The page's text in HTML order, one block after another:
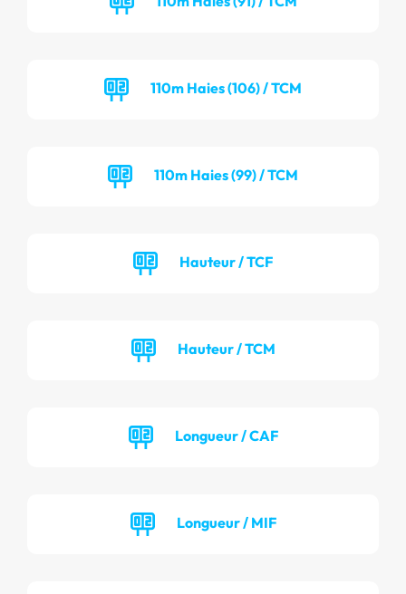
110m Haies (106) / TCM
110m Haies (99) / TCM
Hauteur / TCF
Hauteur / TCM
Longueur / CAF
Longueur / MIF